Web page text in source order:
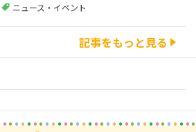
ニュース・イベント
記事をもっと見る